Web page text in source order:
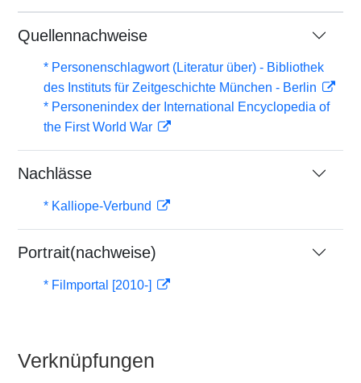
Quellennachweise
* Personenschlagwort (Literatur über) - Bibliothek
des Instituts für Zeitgeschichte München - Berlin
* Personenindex der International Encyclopedia of
the First World War
Nachlässe
* Kalliope-Verbund
Portrait(nachweise)
* Filmportal [2010-]
Verknüpfungen